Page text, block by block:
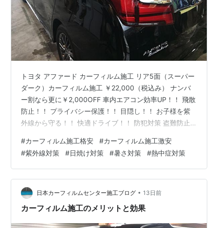
トヨタ アファード カーフィルム施工 リア5面（スーパー
ダーク）カーフィルム施工 ￥22,000（税込み） ナンバ
ー割なら更に￥2,000OFF 車内エアコン効率UP！！ 飛散
防止！！ プライバシー保護！！ 目隠し！！ お子様を紫
外線から守る！！ 快適ドライブ！！ 防犯対策 盗難防止
対策 酷暑対策 熱中症対策 燃費向上 断熱 商用車 軽自動車
軽貨物 配送車 洗車 メンテナンス ガラスコーティング ド
レスアップ 軽貨物の目隠し・防犯対策 軽自動車 リア5面
カーフィルム施工 激安 ￥15,000(税込) ＊ドア三角ある
場合+￥2,00…
#カーフィルム施工格安 #カーフィルム施工激安
#紫外線対策 #日焼け対策 #暑さ対策 #熱中症対策
日本カーフィルムセンター施工ブログ • 13日前
カーフィルム施工のメリットと効果